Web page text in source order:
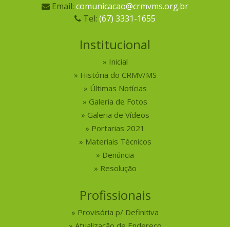
Email: comunicacao@crmvms.org.br
Tel: (67) 3331-1655
Institucional
Inicial
História do CRMV/MS
Últimas Notícias
Galeria de Fotos
Galeria de Vídeos
Portarias 2021
Materiais Técnicos
Denúncia
Resolução
Profissionais
Provisória p/ Definitiva